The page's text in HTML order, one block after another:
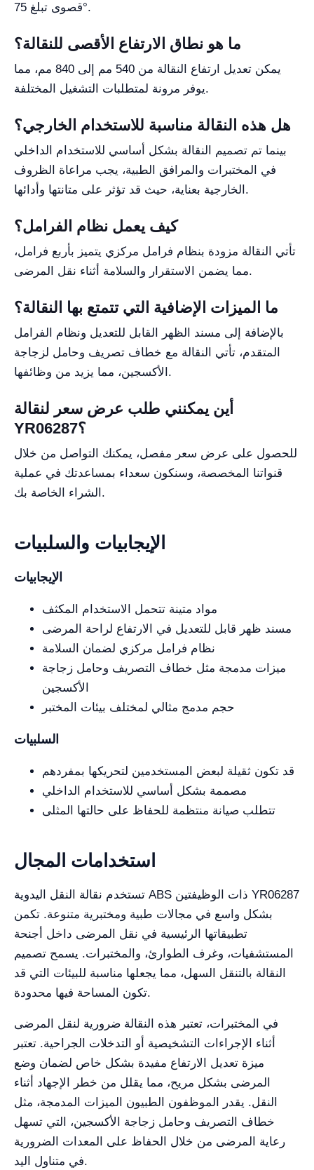
قصوى تبلغ 75°.
ما هو نطاق الارتفاع الأقصى للنقالة؟
يمكن تعديل ارتفاع النقالة من 540 مم إلى 840 مم، مما
يوفر مرونة لمتطلبات التشغيل المختلفة.
هل هذه النقالة مناسبة للاستخدام الخارجي؟
بينما تم تصميم النقالة بشكل أساسي للاستخدام الداخلي
في المختبرات والمرافق الطبية، يجب مراعاة الظروف
الخارجية بعناية، حيث قد تؤثر على متانتها وأدائها.
كيف يعمل نظام الفرامل؟
تأتي النقالة مزودة بنظام فرامل مركزي يتميز بأربع فرامل،
مما يضمن الاستقرار والسلامة أثناء نقل المرضى.
ما الميزات الإضافية التي تتمتع بها النقالة؟
بالإضافة إلى مسند الظهر القابل للتعديل ونظام الفرامل
المتقدم، تأتي النقالة مع خطاف تصريف وحامل لزجاجة
الأكسجين، مما يزيد من وظائفها.
أين يمكنني طلب عرض سعر لنقالة
YR06287؟
للحصول على عرض سعر مفصل، يمكنك التواصل من خلال
قنواتنا المخصصة، وسنكون سعداء بمساعدتك في عملية
الشراء الخاصة بك.
الإيجابيات والسلبيات
الإيجابيات
مواد متينة تتحمل الاستخدام المكثف
مسند ظهر قابل للتعديل في الارتفاع لراحة المرضى
نظام فرامل مركزي لضمان السلامة
ميزات مدمجة مثل خطاف التصريف وحامل زجاجة
الأكسجين
حجم مدمج مثالي لمختلف بيئات المختبر
السلبيات
قد تكون ثقيلة لبعض المستخدمين لتحريكها بمفردهم
مصممة بشكل أساسي للاستخدام الداخلي
تتطلب صيانة منتظمة للحفاظ على حالتها المثلى
استخدامات المجال
تستخدم نقالة النقل اليدوية ABS ذات الوظيفتين YR06287
بشكل واسع في مجالات طبية ومختبرية متنوعة. تكمن
تطبيقاتها الرئيسية في نقل المرضى داخل أجنحة
المستشفيات، وغرف الطوارئ، والمختبرات. يسمح تصميم
النقالة بالتنقل السهل، مما يجعلها مناسبة للبيئات التي قد
تكون المساحة فيها محدودة.
في المختبرات، تعتبر هذه النقالة ضرورية لنقل المرضى
أثناء الإجراءات التشخيصية أو التدخلات الجراحية. تعتبر
ميزة تعديل الارتفاع مفيدة بشكل خاص لضمان وضع
المرضى بشكل مريح، مما يقلل من خطر الإجهاد أثناء
النقل. يقدر الموظفون الطبيون الميزات المدمجة، مثل
خطاف التصريف وحامل زجاجة الأكسجين، التي تسهل
رعاية المرضى من خلال الحفاظ على المعدات الضرورية
في متناول اليد.